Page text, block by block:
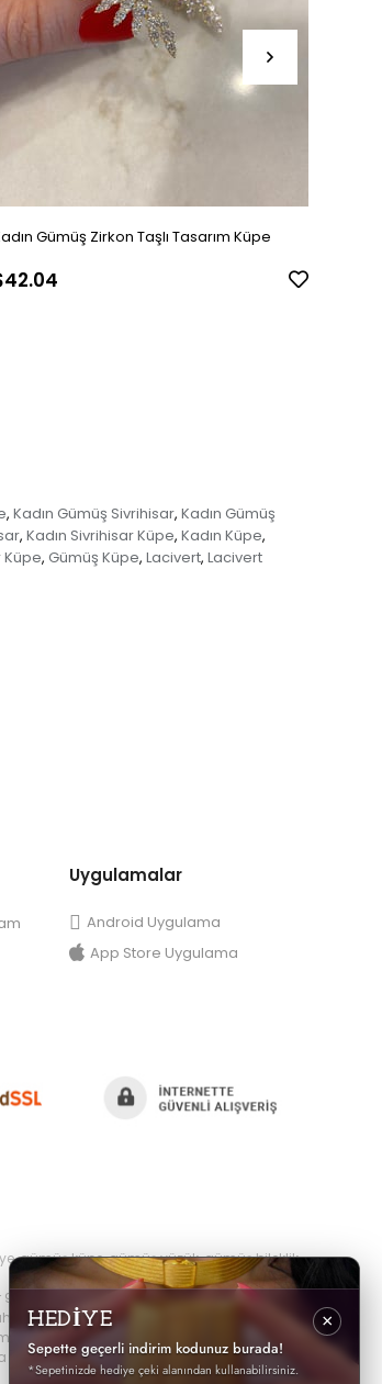
Gümüş Zirkon Taşlı Tasarım Küpe
, Kadın Gümüş Sivrihisar, Kadın Gümüş
, Kadın Sivrihisar Küpe, Kadın Küpe,
Küpe, Gümüş Küpe, Lacivert, Lacivert
Uygulamalar
Android Uygulama
App Store Uygulama
gümüş küpe, gümüş yüzük, gümüş bileklik,
ayar takı ürünlerini
şık olabilir,
ayrıca sürekli yenilenen
iyi hizmet sunabilmek adına hızlı
HEDİYE
Sepette geçerli indirim kodunuz burada!
*Sepetinizde hediye çeki alanından kullanabilirsiniz.
×